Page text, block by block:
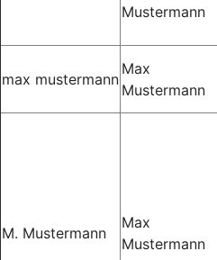
Mustermann
max mustermann
Max
Mustermann
M. Mustermann
Max
Mustermann